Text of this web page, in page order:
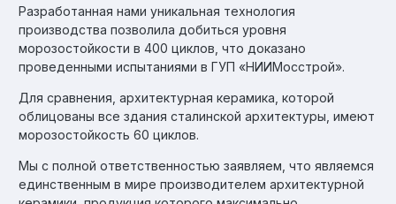
Разработанная нами уникальная технология
производства позволила добиться уровня
морозостойкости в 400 циклов, что доказано
проведенными испытаниями в ГУП «НИИМосстрой».
Для сравнения, архитектурная керамика, которой
облицованы все здания сталинской архитектуры, имеют
морозостойкость 60 циклов.
Мы с полной ответственностью заявляем, что являемся
единственным в мире производителем архитектурной